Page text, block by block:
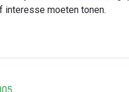
interesse moeten tonen.